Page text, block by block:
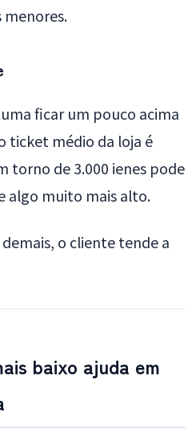
ficar um pouco acima
ticket médio da loja é
torno de 3.000 ienes pode
algo muito mais alto.
o cliente tende a
baixo ajuda em